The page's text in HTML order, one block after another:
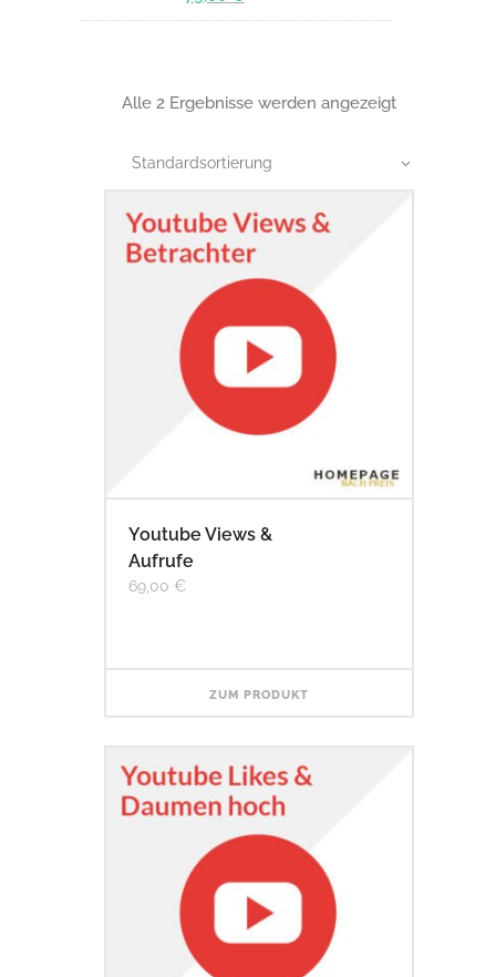
Preis
Aktueller
79,00 €.
Alle 2 Ergebnisse werden angezeigt
Standardsortierung
Youtube Views &
Aufrufe
69,00 €
ZUM PRODUKT